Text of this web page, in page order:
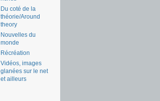
Du coté de la
théorie/Around
theory
Nouvelles du
monde
Récréation
Vidéos, images
glanées sur le net
et ailleurs